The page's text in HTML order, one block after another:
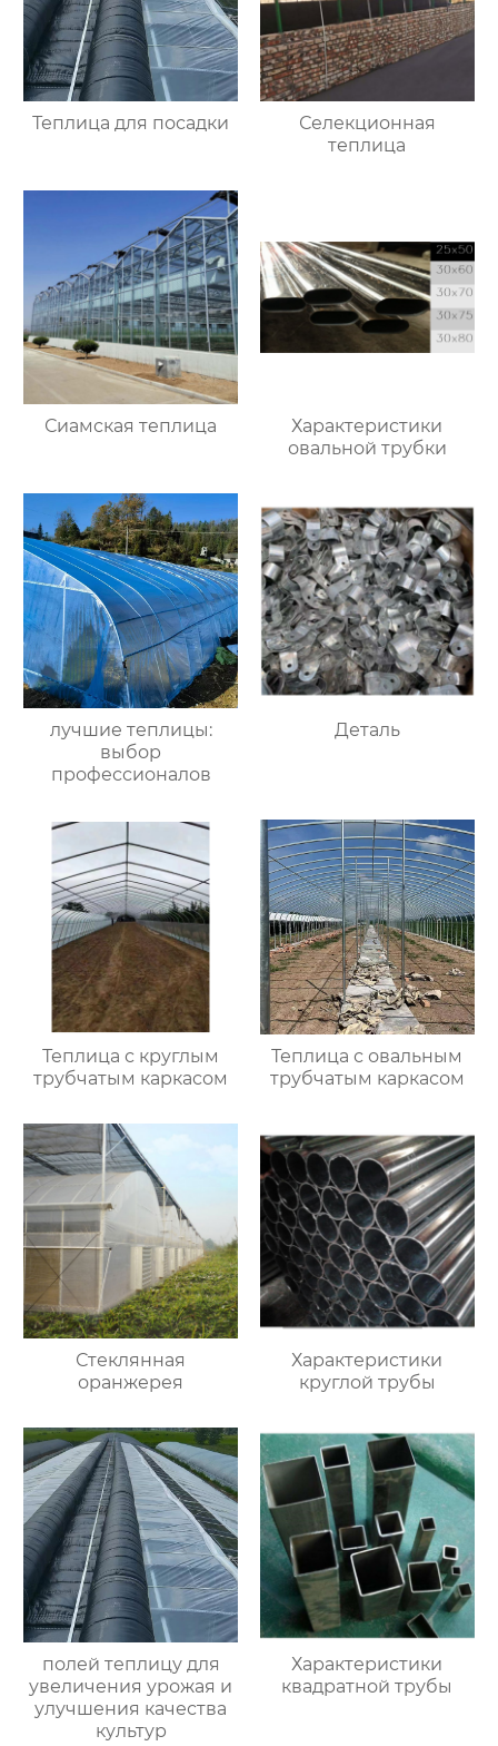
Теплица для посадки
Селекционная
теплица
Сиамская теплица
Характеристики
овальной трубки
лучшие теплицы:
выбор
профессионалов
Деталь
Теплица с круглым
трубчатым каркасом
Теплица с овальным
трубчатым каркасом
Стеклянная
оранжерея
Характеристики
круглой трубы
полей теплицу для
увеличения урожая и
улучшения качества
культур
Характеристики
квадратной трубы